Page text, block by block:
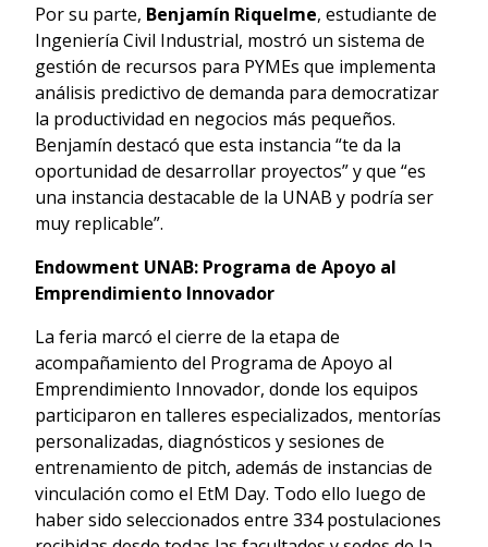
Por su parte, Benjamín Riquelme, estudiante de
Ingeniería Civil Industrial, mostró un sistema de
gestión de recursos para PYMEs que implementa
análisis predictivo de demanda para democratizar
la productividad en negocios más pequeños.
Benjamín destacó que esta instancia “te da la
oportunidad de desarrollar proyectos” y que “es
una instancia destacable de la UNAB y podría ser
muy replicable”.
Endowment UNAB: Programa de Apoyo al
Emprendimiento Innovador
La feria marcó el cierre de la etapa de
acompañamiento del Programa de Apoyo al
Emprendimiento Innovador, donde los equipos
participaron en talleres especializados, mentorías
personalizadas, diagnósticos y sesiones de
entrenamiento de pitch, además de instancias de
vinculación como el EtM Day. Todo ello luego de
haber sido seleccionados entre 334 postulaciones